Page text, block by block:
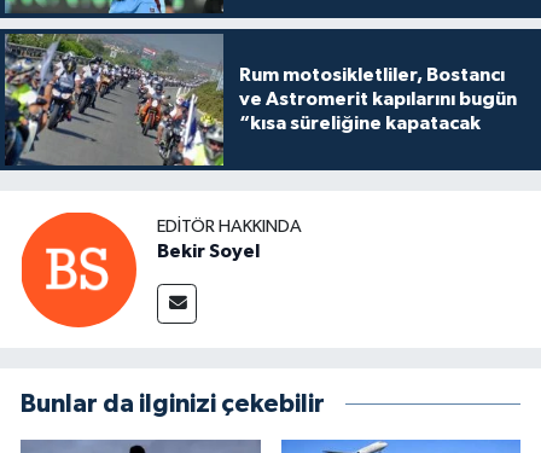
Rum motosikletliler, Bostancı
ve Astromerit kapılarını bugün
“kısa süreliğine kapatacak
EDITÖR HAKKINDA
Bekir Soyel
Bunlar da ilginizi çekebilir